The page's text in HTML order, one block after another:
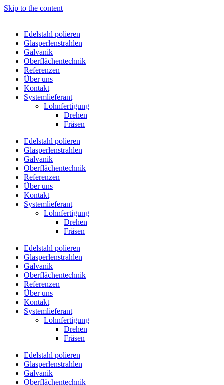
Skip to the content
Edelstahl polieren
Glasperlenstrahlen
Galvanik
Oberflächen­technik
Referenzen
Über uns
Kontakt
Systemlieferant
Lohnfertigung
Drehen
Fräsen
Edelstahl polieren
Glasperlenstrahlen
Galvanik
Oberflächen­technik
Referenzen
Über uns
Kontakt
Systemlieferant
Lohnfertigung
Drehen
Fräsen
Edelstahl polieren
Glasperlenstrahlen
Galvanik
Oberflächen­technik
Referenzen
Über uns
Kontakt
Systemlieferant
Lohnfertigung
Drehen
Fräsen
Edelstahl polieren
Glasperlenstrahlen
Galvanik
Oberflächen­technik